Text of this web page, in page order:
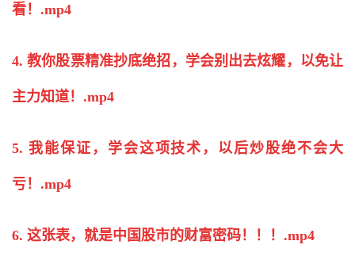
看！.mp4
4. 教你股票精准抄底绝招，学会别出去炫耀，以免让
主力知道！.mp4
5. 我能保证，学会这项技术，以后炒股绝不会大
亏！.mp4
6. 这张表，就是中国股市的财富密码！！！.mp4